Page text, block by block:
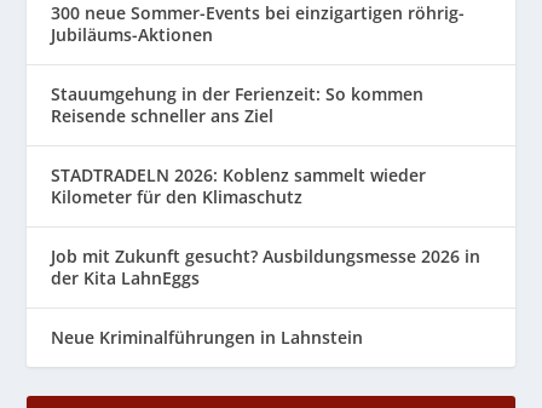
300 neue Sommer-Events bei einzigartigen röhrig-
Jubiläums-Aktionen
Stauumgehung in der Ferienzeit: So kommen
Reisende schneller ans Ziel
STADTRADELN 2026: Koblenz sammelt wieder
Kilometer für den Klimaschutz
Job mit Zukunft gesucht? Ausbildungsmesse 2026 in
der Kita LahnEggs
Neue Kriminalführungen in Lahnstein